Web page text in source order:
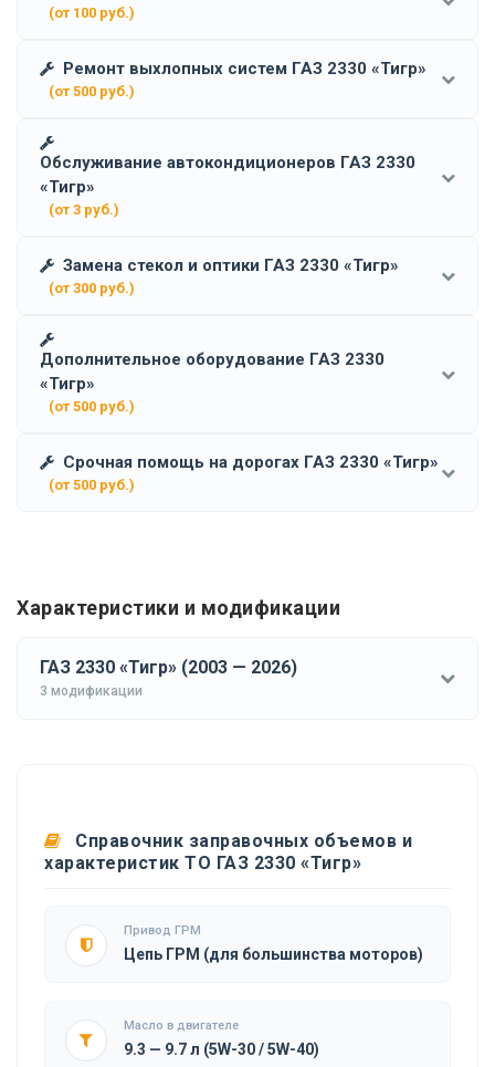
(от 100 руб.)
Ремонт выхлопных систем ГАЗ 2330 «Тигр»
(от 500 руб.)
Обслуживание автокондиционеров ГАЗ 2330
«Тигр»
(от 3 руб.)
Замена стекол и оптики ГАЗ 2330 «Тигр»
(от 300 руб.)
Дополнительное оборудование ГАЗ 2330
«Тигр»
(от 500 руб.)
Срочная помощь на дорогах ГАЗ 2330 «Тигр»
(от 500 руб.)
Характеристики и модификации
ГАЗ 2330 «Тигр» (2003 — 2026)
3 модификации
Справочник заправочных объемов и
характеристик ТО ГАЗ 2330 «Тигр»
Привод ГРМ
Цепь ГРМ (для большинства моторов)
Масло в двигателе
9.3 — 9.7 л (5W-30 / 5W-40)